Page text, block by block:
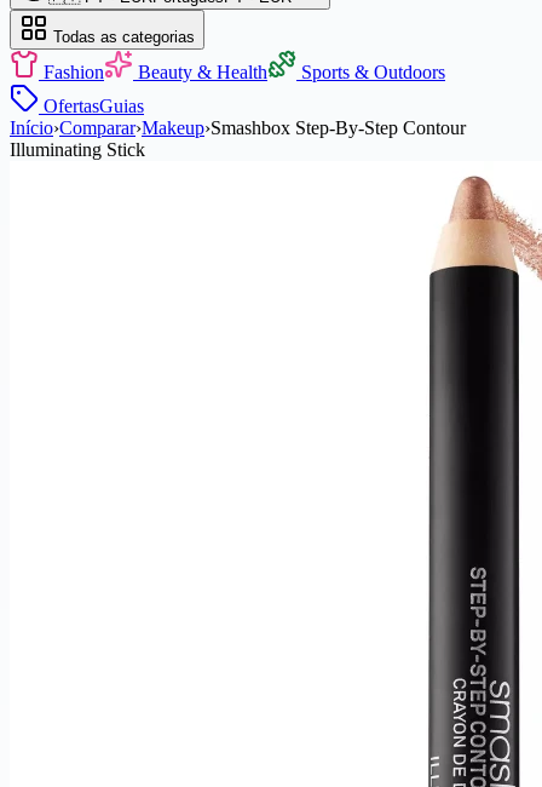
Todas as categorias
Fashion Beauty & Health
Sports & Outdoors
OfertasGuias
Início›Comparar›Makeup›Smashbox Step-By-Step Contour
Illuminating Stick